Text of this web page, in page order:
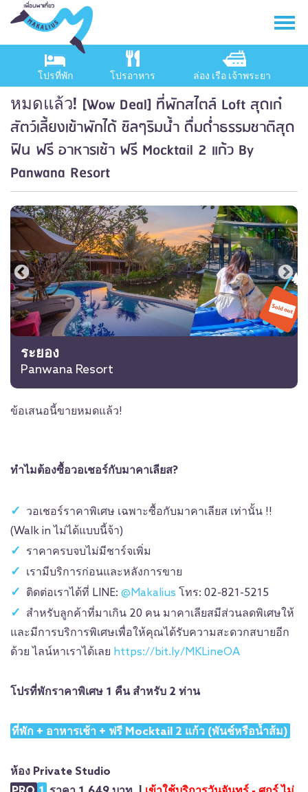
โปรที่พัก โปรอาหาร ล่อง เรือ เจ้าพระยา
หมดแล้ว! [Wow Deal] ที่พักสไตล์ Loft สุดเก๋
สัตว์เลี้ยงเข้าพักได้ ชิลๆริมน้ำ ดื่มด่ำธรรมชาติสุด
ฟิน ฟรี อาหารเช้า ฟรี Mocktail 2 แก้ว By
Panwana Resort
ระยอง
Panwana Resort
ข้อเสนอนี้ขายหมดแล้ว!
ทำไมต้องซื้อวอเชอร์กับมาคาเลียส?
วอเชอร์ราคาพิเศษ เฉพาะซื้อกับมาคาเลียส เท่านั้น !!
(Walk in ไม่ได้แบบนี้จ้า)
ราคาครบจบไม่มีชาร์จเพิ่ม
เรามีบริการก่อนและหลังการขาย
ติดต่อเราได้ที่ LINE: @Makalius โทร: 02-821-5215
สำหรับลูกค้าที่มาเกิน 20 คน มาคาเลียสมีส่วนลดพิเศษให้
และมีการบริการพิเศษเพื่อให้คุณได้รับความสะดวกสบายอีก
ด้วย ไลน์หาเราได้เลย https://bit.ly/MKLineOA
โปรที่พักราคาพิเศษ 1 คืน สำหรับ 2 ท่าน
ที่พัก + อาหารเช้า + ฟรี Mocktail 2 แก้ว (พันช์หรือน้ำส้ม)
ห้อง Private Studio